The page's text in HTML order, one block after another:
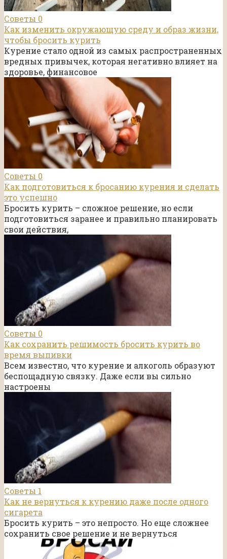
Советы 0
Как изменить окружающую среду и образ жизни,
чтобы бросить курить
Курение стало одной из самых распространенных
вредных привычек, которая негативно влияет на
здоровье, финансовое
Советы 0
Как подготовиться к бросанию курения и сделать
это успешно
Бросить курить – сложное решение, но если
подготовиться заранее и правильно планировать
свои действия,
Советы 0
Как сохранить решимость бросить курить во
время выпивки
Всем известно, что курение и алкоголь образуют
беспощадную связку. Даже если вы сильно
настроены
Советы 1
Как не вернуться к курению даже после одного
сигарета
Бросить курить – это непросто. Но еще сложнее
сохранить свое решение и не вернуться